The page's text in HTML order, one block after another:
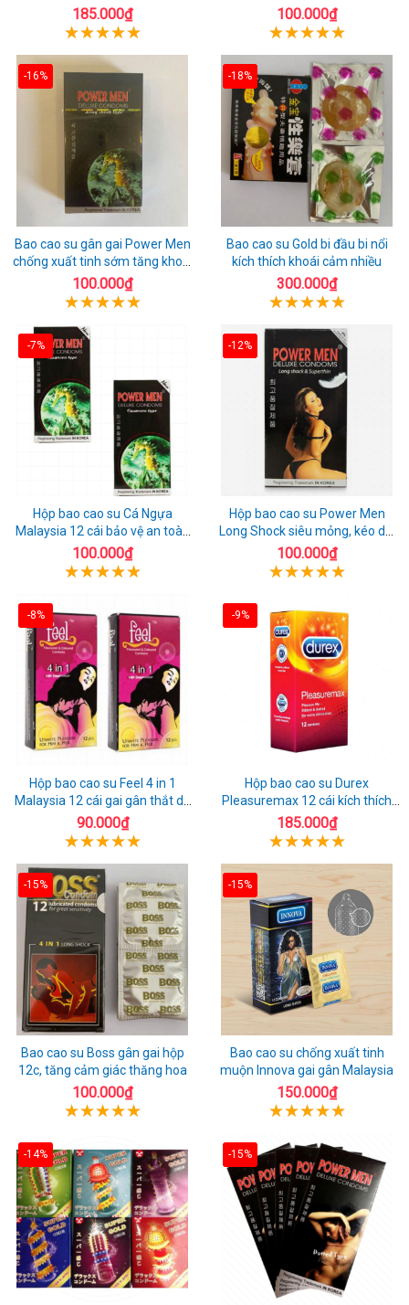
chuẩn Thái Lan
185.000₫
toàn
100.000₫
-16%
Bao cao su gân gai Power Men
chống xuất tinh sớm tăng khoái
cảm
100.000₫
-18%
Bao cao su Gold bi đầu bi nổi
kích thích khoái cảm nhiều
300.000₫
-7%
Hộp bao cao su Cá Ngựa
Malaysia 12 cái bảo vệ an toàn
tuyệt đối
100.000₫
-12%
Hộp bao cao su Power Men
Long Shock siêu mỏng, kéo dài
quan hệ thoải mái
100.000₫
-8%
Hộp bao cao su Feel 4 in 1
Malaysia 12 cái gai gân thắt dễ
sử dụng
90.000₫
-9%
Hộp bao cao su Durex
Pleasuremax 12 cái kích thích
tăng khoái cảm
185.000₫
-15%
Bao cao su Boss gân gai hộp
12c, tăng cảm giác thăng hoa
100.000₫
-15%
Bao cao su chống xuất tinh
muộn Innova gai gân Malaysia
150.000₫
-14% -15%